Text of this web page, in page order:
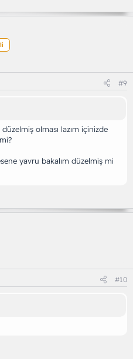
#9
olması lazım içinizde
yavru bakalım düzelmiş mi
#10